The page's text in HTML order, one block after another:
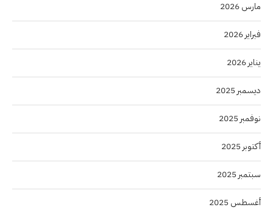
مارس 2026
فبراير 2026
يناير 2026
ديسمبر 2025
نوفمبر 2025
أكتوبر 2025
سبتمبر 2025
أغسطس 2025